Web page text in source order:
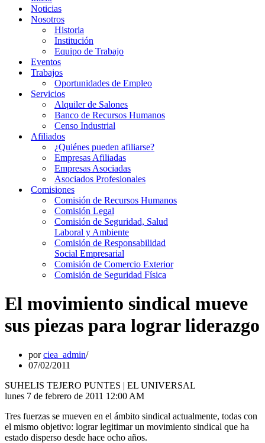
Noticias
Nosotros
Historia
Institución
Equipo de Trabajo
Eventos
Trabajos
Oportunidades de Empleo
Servicios
Alquiler de Salones
Banco de Recursos Humanos
Censo Industrial
Afiliados
¿Quiénes pueden afiliarse?
Empresas Afiliadas
Empresas Asociadas
Asociados Profesionales
Comisiones
Comisión de Recursos Humanos
Comisión Legal
Comisión de Seguridad, Salud
Laboral y Ambiente
Comisión de Responsabilidad
Social Empresarial
Comisión de Comercio Exterior
Comisión de Seguridad Física
El movimiento sindical mueve
sus piezas para lograr liderazgo
porciea_admin
07/02/2011
SUHELIS TEJERO PUNTES | EL UNIVERSAL
lunes 7 de febrero de 2011 12:00 AM
Tres fuerzas se mueven en el ámbito sindical actualmente, todas con
el mismo objetivo: lograr legitimar un movimiento sindical que ha
estado disperso desde hace ocho años.